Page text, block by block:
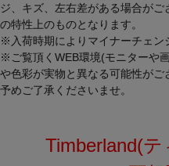
ジ、キズ、左右差がある場合が
の特性上のものとなります。
※入荷時期によりマイナーチェン
※ご覧頂くWEB環境(モニターや
や色彩が実物と異なる可能性がご
予めご了承くださいませ。
Timberland(